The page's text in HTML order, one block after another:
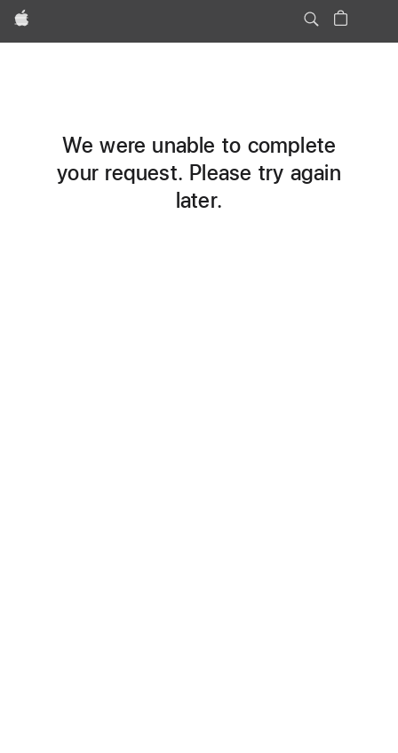
Apple
We were unable to complete
your request. Please try again
later.